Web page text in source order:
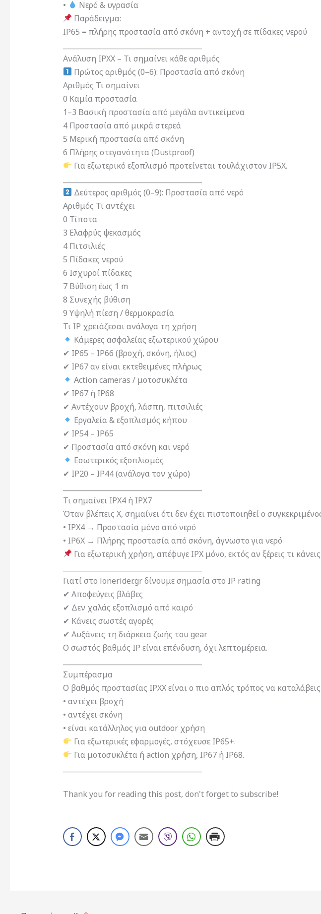
•
Νερό & υγρασία
Παράδειγμα:
IP65 = πλήρης προστασία από σκόνη + αντοχή σε πίδακες νερού
Ανάλυση IPXX – Τι σημαίνει κάθε αριθμός
Πρώτος αριθμός (0–6): Προστασία από σκόνη
Αριθμός Τι σημαίνει
0 Καμία προστασία
1–3 Βασική προστασία από μεγάλα αντικείμενα
4 Προστασία από μικρά στερεά
5 Μερική προστασία από σκόνη
6 Πλήρης στεγανότητα (Dustproof)
Για εξωτερικό εξοπλισμό προτείνεται τουλάχιστον IP5X.
Δεύτερος αριθμός (0–9): Προστασία από νερό
Αριθμός Τι αντέχει
0 Τίποτα
3 Ελαφρύς ψεκασμός
4 Πιτσιλιές
5 Πίδακες νερού
6 Ισχυροί πίδακες
7 Βύθιση έως 1 m
8 Συνεχής βύθιση
9 Υψηλή πίεση / θερμοκρασία
Τι IP χρειάζεσαι ανάλογα τη χρήση
Κάμερες ασφαλείας εξωτερικού χώρου
✔ IP65 – IP66 (βροχή, σκόνη, ήλιος)
✔ IP67 αν είναι εκτεθειμένες πλήρως
Action cameras / μοτοσυκλέτα
✔ IP67 ή IP68
✔ Αντέχουν βροχή, λάσπη, πιτσιλιές
Εργαλεία & εξοπλισμός κήπου
✔ IP54 – IP65
✔ Προστασία από σκόνη και νερό
Εσωτερικός εξοπλισμός
✔ IP20 – IP44 (ανάλογα τον χώρο)
Τι σημαίνει IPX4 ή IPX7
Όταν βλέπεις Χ, σημαίνει ότι δεν έχει πιστοποιηθεί ο
• IPX4 → Προστασία μόνο από νερό
• IP6X → Πλήρης προστασία από σκόνη, άγνωστο για νερό
Για εξωτερική χρήση, απέφυγε IPX μόνο, εκτός αν ξέρεις τι κάνεις.
Γιατί στο lonerider.gr δίνουμε σημασία στο IP rating
✔ Αποφεύγεις βλάβες
✔ Δεν χαλάς εξοπλισμό από καιρό
✔ Κάνεις σωστές αγορές
✔ Αυξάνεις τη διάρκεια ζωής του gear
Ο σωστός βαθμός IP είναι επένδυση, όχι λεπτομέρεια.
Συμπέρασμα
Ο βαθμός προστασίας IPXX είναι ο πιο απλός τρόπος να
• αντέχει βροχή
• αντέχει σκόνη
• είναι κατάλληλος για outdoor χρήση
Για εξωτερικές εφαρμογές, στόχευσε IP65+.
Για μοτοσυκλέτα ή action χρήση, IP67 ή IP68.
Thank you for reading this post, don't forget to subscribe!